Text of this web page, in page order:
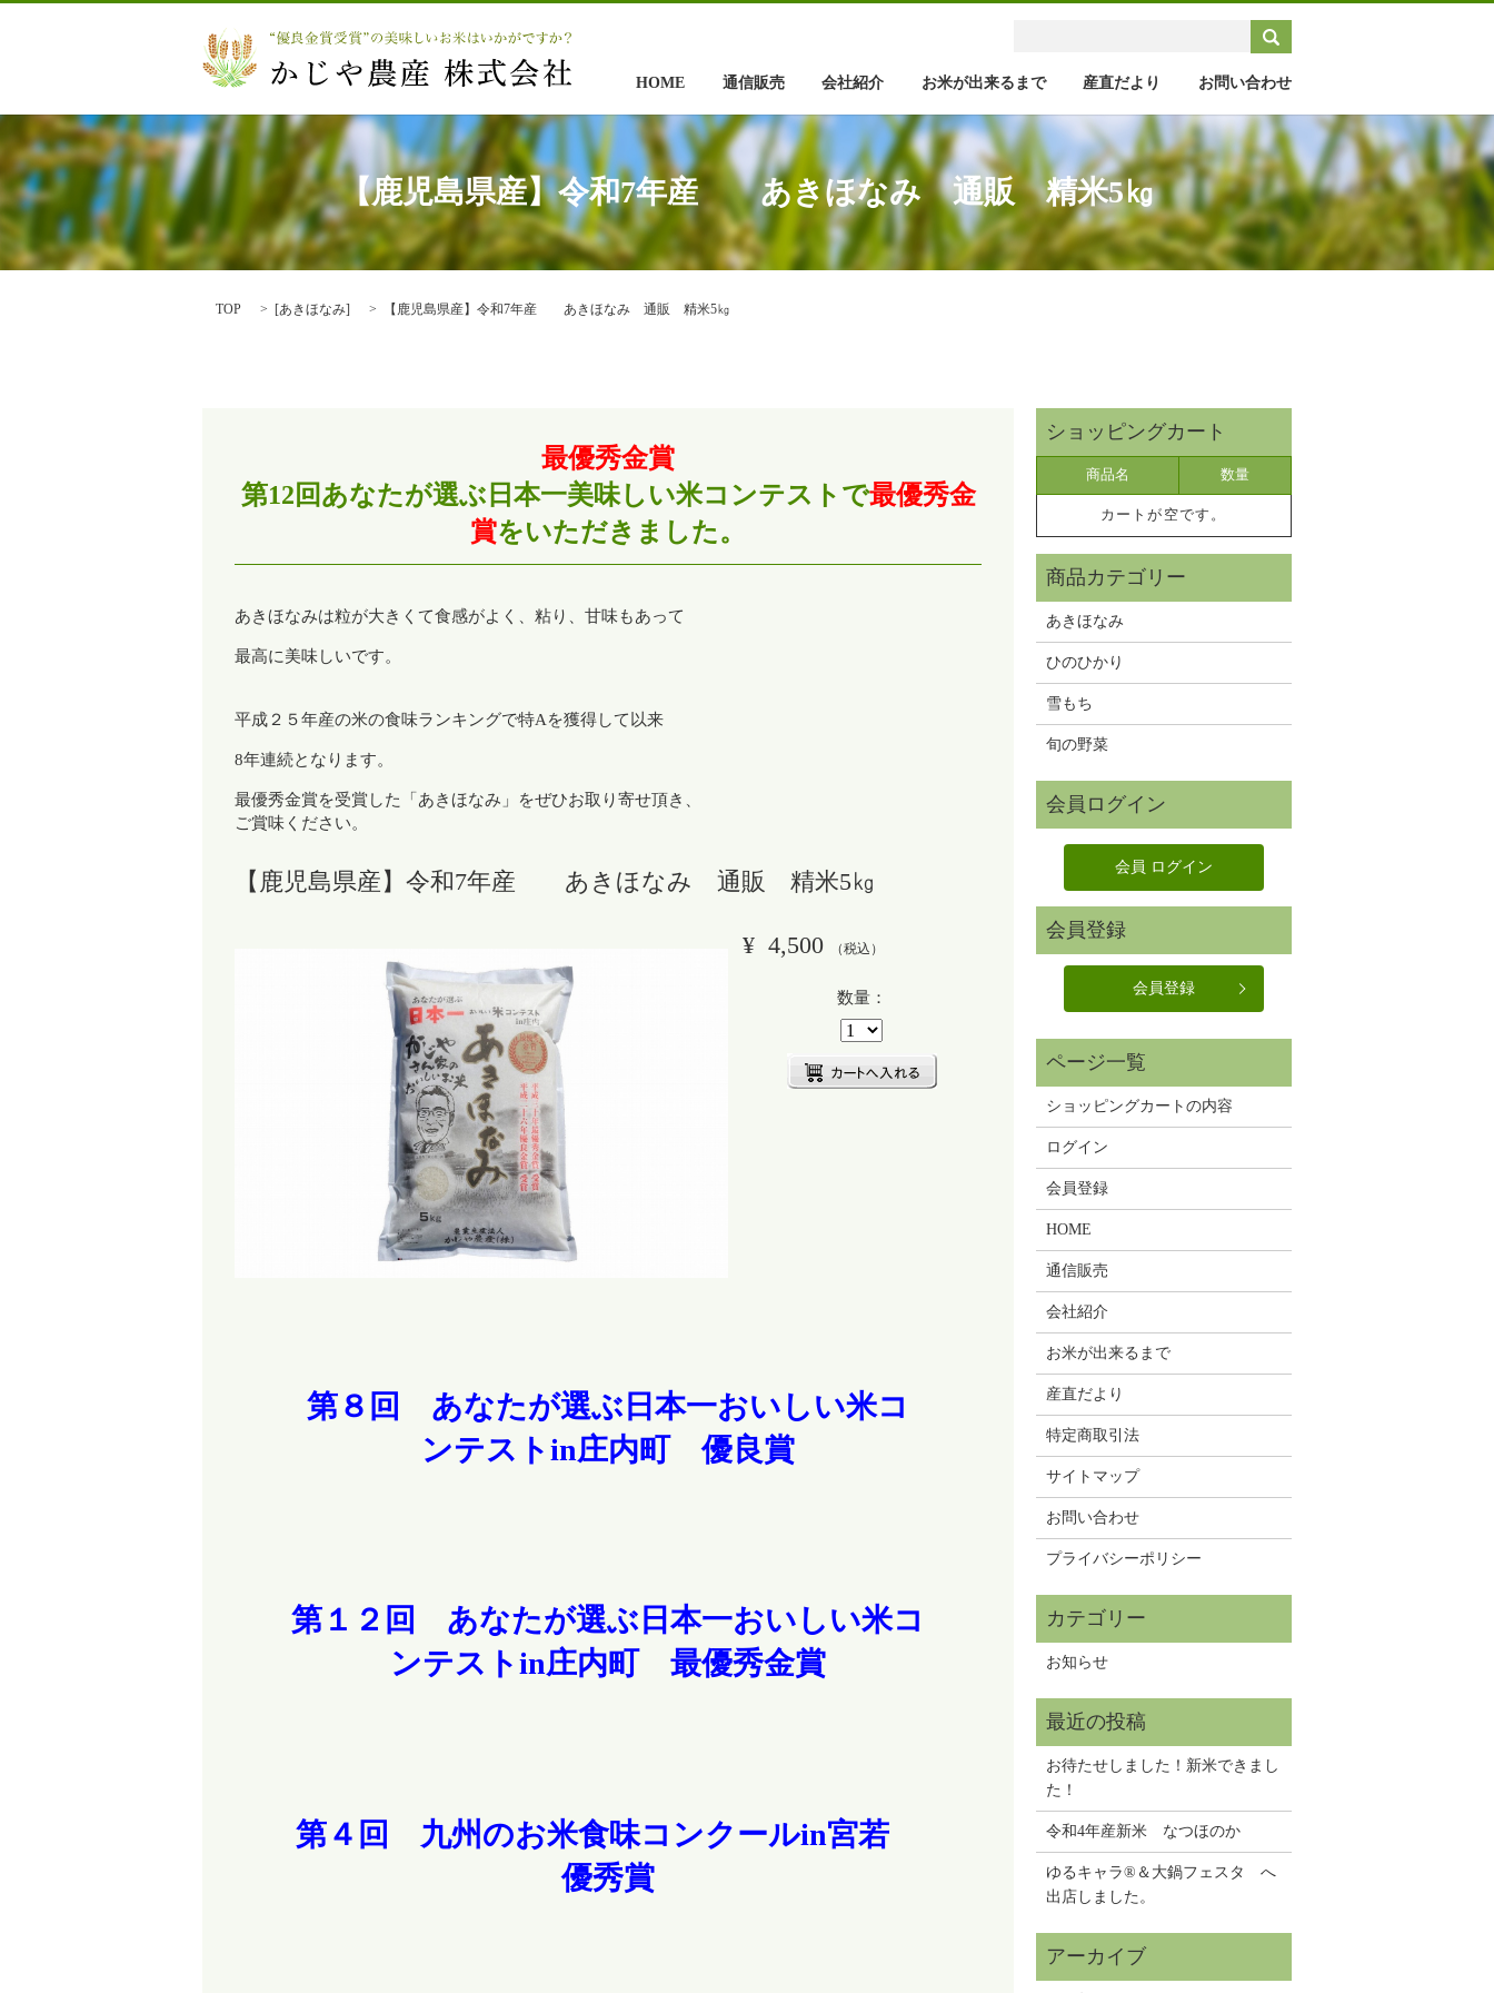
HOME 通信販売 会社紹介 お米が出来るまで 産直だより お問い合わせ
【鹿児島県産】令和7年産 あきほなみ 通販 精米5㎏
TOP [あきほなみ] 【鹿児島県産】令和7年産 あきほなみ 通販 精米5㎏
最優秀金賞
第12回あなたが選ぶ日本一美味しい米コンテストで最優秀金
賞をいただきました。
あきほなみは粒が大きくて食感がよく、粘り、甘味もあって
最高に美味しいです。
平成２５年産の米の食味ランキングで特Aを獲得して以来
8年連続となります。
最優秀金賞を受賞した「あきほなみ」をぜひお取り寄せ頂き、
ご賞味ください。
【鹿児島県産】令和7年産 あきほなみ 通販 精米5㎏
¥ 4,500 （税込）
数量：
第８回 あなたが選ぶ日本一おいしい米コ
ンテストin庄内町 優良賞
第１２回 あなたが選ぶ日本一おいしい米コ
ンテストin庄内町 最優秀金賞
第４回 九州のお米食味コンクールin宮若
優秀賞
商品名 数量
カートが空です。
あきほなみ
ひのひかり
雪もち
旬の野菜
会員登録
ショッピングカートの内容
ログイン
会員登録
HOME
通信販売
会社紹介
お米が出来るまで
産直だより
特定商取引法
サイトマップ
お問い合わせ
プライバシーポリシー
お知らせ
お待たせしました！新米できまし
た！
令和4年産新米 なつほのか
ゆるキャラ®＆大鍋フェスタ へ
出店しました。